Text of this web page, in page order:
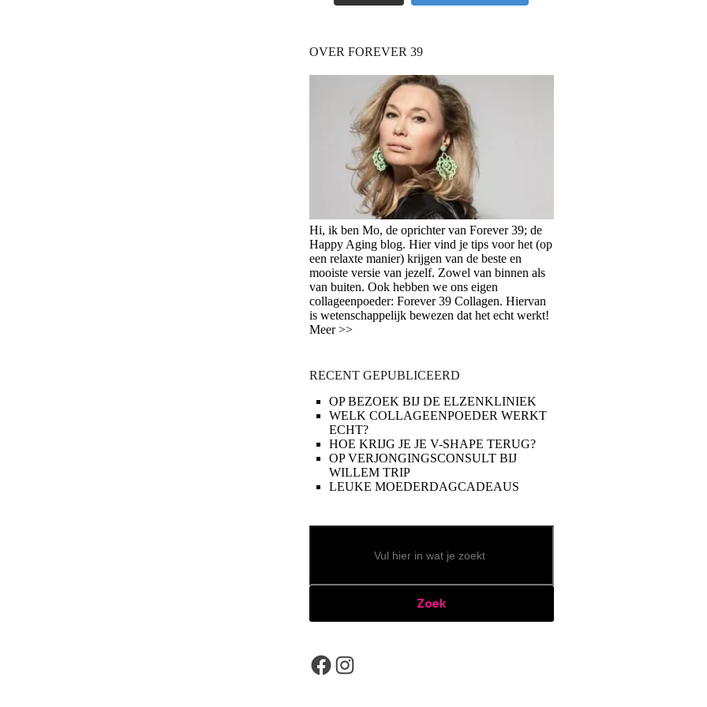
OVER FOREVER 39
Hi, ik ben Mo, de oprichter van Forever 39; de
Happy Aging blog. Hier vind je tips voor het (op
een relaxte manier) krijgen van de beste en
mooiste versie van jezelf. Zowel van binnen als
van buiten. Ook hebben we ons eigen
collageenpoeder: Forever 39 Collagen. Hiervan
is wetenschappelijk bewezen dat het echt werkt!
Meer >>
RECENT GEPUBLICEERD
OP BEZOEK BIJ DE ELZENKLINIEK
WELK COLLAGEENPOEDER WERKT
ECHT?
HOE KRIJG JE JE V-SHAPE TERUG?
OP VERJONGINGSCONSULT BIJ
WILLEM TRIP
LEUKE MOEDERDAGCADEAUS
Zoeken
Zoek
Facebook
Instagram